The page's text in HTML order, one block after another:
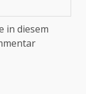
in diesem